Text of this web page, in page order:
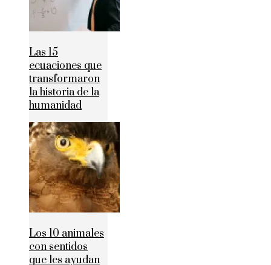
Las 15
ecuaciones que
transformaron
la historia de la
humanidad
Los 10 animales
con sentidos
que les ayudan